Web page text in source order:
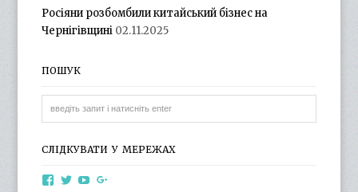
Росіяни розбомбили китайський бізнес на
Чернігівщині 02.11.2025
ПОШУК
СЛІДКУВАТИ У МЕРЕЖАХ
ViewViewView